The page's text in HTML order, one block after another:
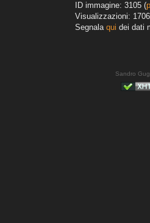
ID immagine: 3105 (
Visualizzazioni: 1706
Segnala qui dei dati
Sandro